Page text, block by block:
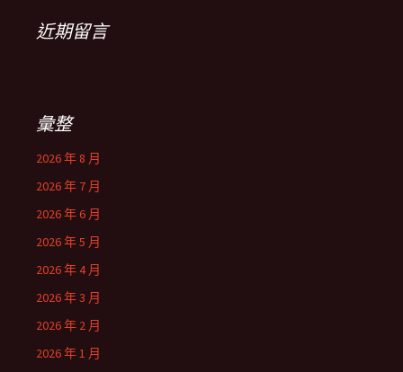
近期留言
彙整
2026 年 8 月
2026 年 7 月
2026 年 6 月
2026 年 5 月
2026 年 4 月
2026 年 3 月
2026 年 2 月
2026 年 1 月